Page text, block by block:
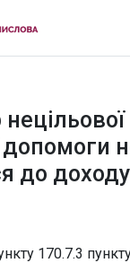
допомоги
до
170.7.3